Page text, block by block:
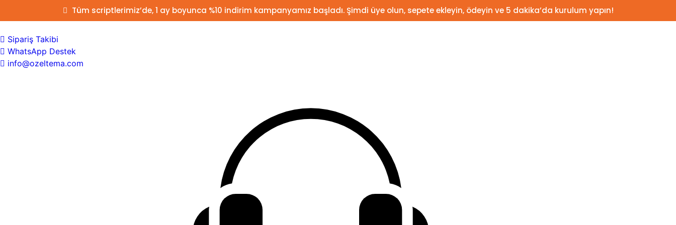
Tüm scriptlerimiz’de, 1 ay boyunca %10 indirim kampanyamız başladı. Şimdi üye olun, sepete ekleyin, ödeyin ve 5 dakika’da kurulum yapın!
Sipariş Takibi
WhatsApp Destek
info@ozeltema.com